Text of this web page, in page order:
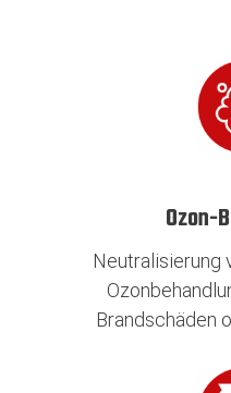
Ozon-
Neutralisierung
Brandschäden